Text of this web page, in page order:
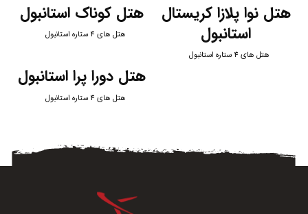
هتل نوا پلازا کریستال
استانبول
هتل های 4 ستاره استانبول
هتل کوناک استانبول
هتل های 4 ستاره استانبول
هتل دورا پرا استانبول
هتل های 4 ستاره استانبول